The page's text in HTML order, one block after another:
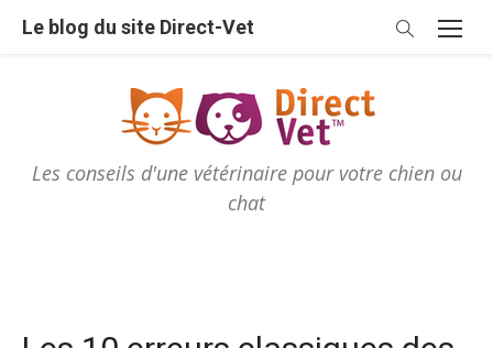
Les conseils d'une vétérinaire pour votre chien ou
chat
Le blog du site Direct-Vet